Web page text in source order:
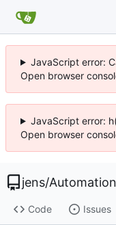
JavaScript error:
Open browser
JavaScript error:
Open browser
jens/Automation
Code Issues